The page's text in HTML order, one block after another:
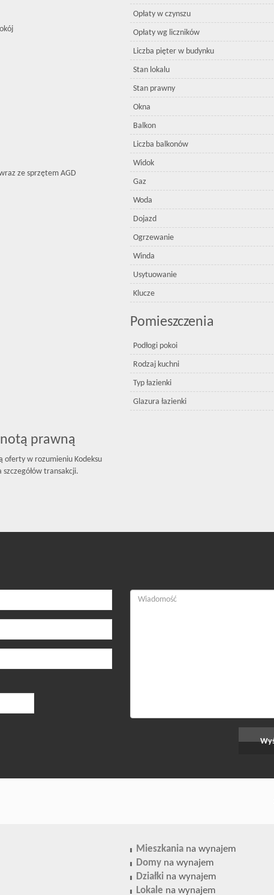
ze sprzętem AGD
prawną
oferty w rozumieniu Kodeksu
transakcji.
Opłaty w czynszu
Opłaty wg liczników
Liczba pięter w budynku
Stan lokalu
Stan prawny
Okna
Balkon
Liczba balkonów
Widok
Gaz
Woda
Dojazd
Ogrzewanie
Winda
Usytuowanie
Klucze
Pomieszczenia
Podłogi pokoi
Rodzaj kuchni
Typ łazienki
Glazura łazienki
Mieszkania na wynajem
Domy na wynajem
Działki na wynajem
Lokale na wynajem